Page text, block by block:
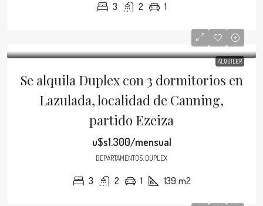
3 2 1
ALQUILER
Se alquila Duplex con 3 dormitorios en
Lazulada, localidad de Canning,
partido Ezeiza
u$s1.300/mensual
DEPARTAMENTOS, DUPLEX
3 2 1 139 m2